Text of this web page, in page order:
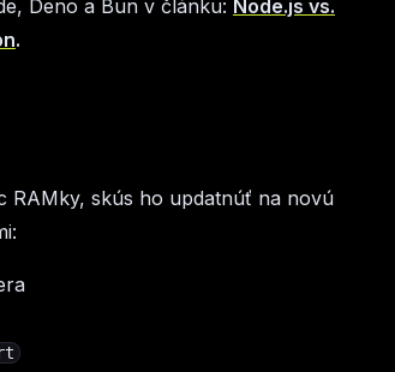
Deno a Bun v článku: Node.js vs.
.
RAMky, skús ho updatnúť na novú